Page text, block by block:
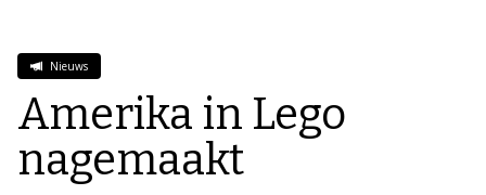
Nieuws
Amerika in Lego
nagemaakt